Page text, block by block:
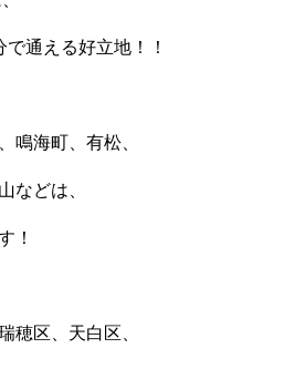
通える好立地！！
鳴海町、有松、
などは、
！
穂区、天白区、